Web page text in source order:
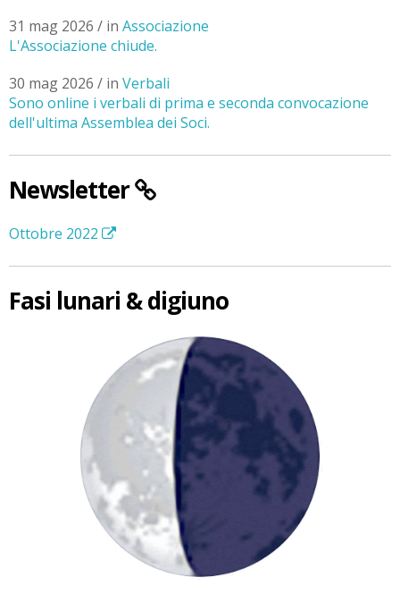
31 mag 2026 / in Associazione
L'Associazione chiude.
30 mag 2026 / in Verbali
Sono online i verbali di prima e seconda convocazione
dell'ultima Assemblea dei Soci.
Newsletter
Ottobre 2022
Fasi lunari & digiuno